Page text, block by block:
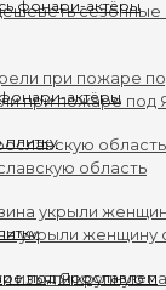
при пожаре под
область
укрыли
актёры